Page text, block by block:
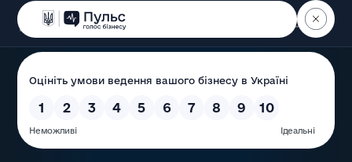
Пошук